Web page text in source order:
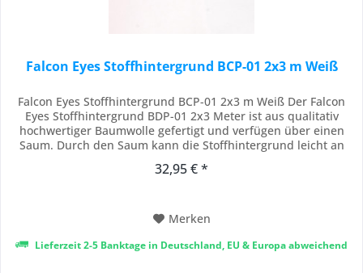
Falcon Eyes Stoffhintergrund BCP-01 2x3 m Weiß
Falcon Eyes Stoffhintergrund BCP-01 2x3 m Weiß Der Falcon
Eyes Stoffhintergrund BDP-01 2x3 Meter ist aus qualitativ
hochwertiger Baumwolle gefertigt und verfügen über einen
Saum. Durch den Saum kann die Stoffhintergrund leicht an
Stoffhintergründe sind robust und strapazierfähig und
32,95 € *
Merken
Lieferzeit 2-5 Banktage in Deutschland, EU & Europa abweichend